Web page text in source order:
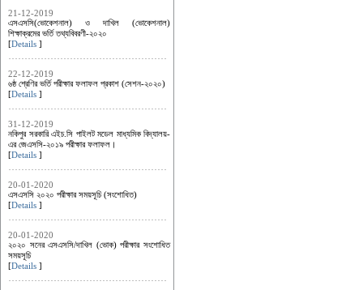
21-12-2019
এসএসসি(ভোকেশনাল) ও দাখিল (ভোকেশনাল)
শিক্ষাক্রমের ভর্তি তথ্যবিবরণী-২০২০
[Details ]
22-12-2019
৬ষ্ঠ শ্রেণির ভর্তি পরীক্ষার ফলাফল প্রকাশ (সেশন-২০২০)
[Details ]
31-12-2019
নকিপুর সরকারি এইচ.সি পাইলট মডেল মাধ্যমিক বিদ্যালয়-
এর জেএসসি-২০১৯ পরীক্ষার ফলাফল।
[Details ]
20-01-2020
এসএসসি ২০২০ পরীক্ষার সময়সূচি (সংশোধিত)
[Details ]
20-01-2020
২০২০ সনের এসএসসি/দাখিল (ভোক) পরীক্ষার সংশোধিত
সময়সূচি
[Details ]